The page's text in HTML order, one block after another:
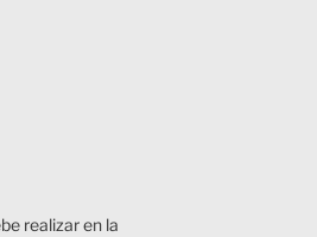
realizar en la